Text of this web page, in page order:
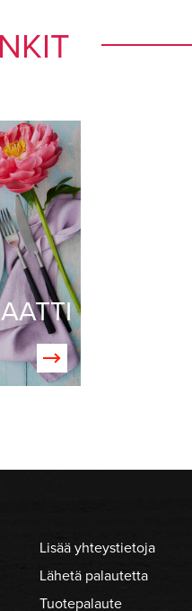
Lisää yhteystietoja
Lähetä palautetta
Tuotepalaute